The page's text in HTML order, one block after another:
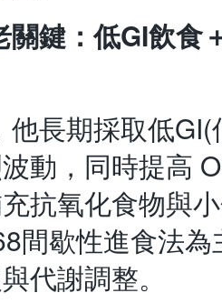
關鍵：低GI飲食
他長期採取低
動，同時提高
抗氧化食物與
間歇性進食法
代謝調整。